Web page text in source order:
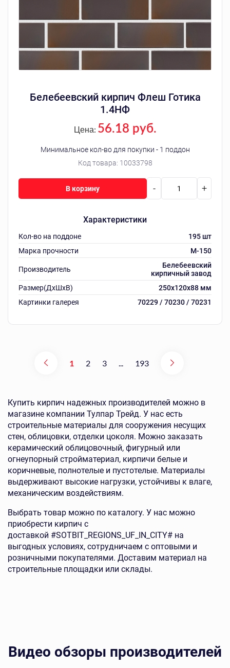
Белебеевский кирпич Флеш Готика
1.4НФ
Код товара: 10033798
Цена: 56.18 руб.
Минимальное кол-во для покупки - 1 поддон
Характеристики
Кол-во на поддоне
195 шт
Марка прочности
M-150
Производитель
Белебеевский
кирпичный завод
Размер(ДхШхВ)
250х120х88 мм
Картинки галерея
70229 / 70230 / 70231
- +
В корзину
1 2 3 193
Купить кирпич надежных производителей можно в
магазине компании Тулпар Трейд. У нас есть
строительные материалы для сооружения несущих
стен, облицовки, отделки цоколя. Можно заказать
керамический облицовочный, фигурный или
огнеупорный стройматериал, кирпичи белые и
коричневые, полнотелые и пустотелые. Материалы
выдерживают высокие нагрузки, устойчивы к влаге,
механическим воздействиям.
Выбрать товар можно по каталогу. У нас можно
приобрести кирпич с
доставкой #SOTBIT_REGIONS_UF_IN_CITY# на
выгодных условиях, сотрудничаем с оптовыми и
розничными покупателями. Доставим материал на
строительные площадки или склады.
Видео обзоры производителей